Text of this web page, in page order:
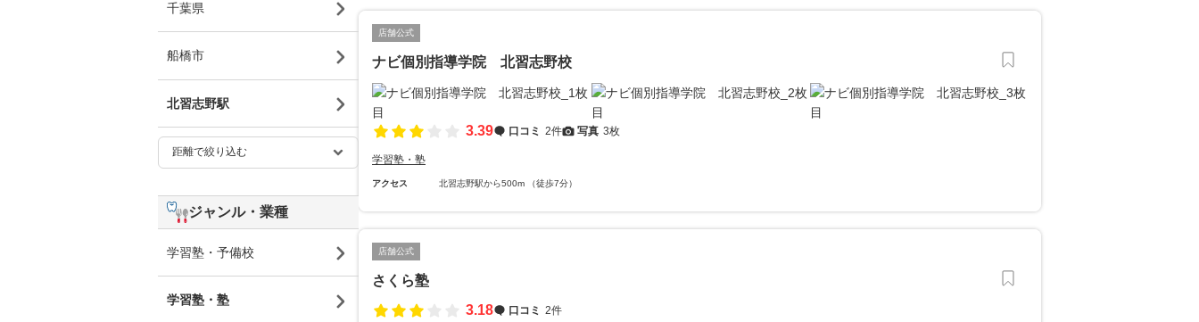
店舗公式
ナビ個別指導学院 北習志野校
3.39 口コミ 2件 写真 3枚
学習塾・塾
アクセス 北習志野駅から500m （徒歩7分）
店舗公式
さくら塾
3.18
口コミ 2件
千葉県
船橋市
北習志野駅
ジャンル・業種
学習塾・予備校
学習塾・塾